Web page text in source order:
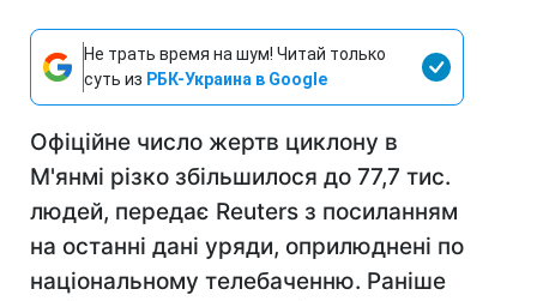
Не трать время на шум! Читай только
суть из РБК-Украина в Google
Офіційне число жертв циклону в
М'янмі різко збільшилося до 77,7 тис.
людей, передає Reuters з посиланням
на останні дані уряди, оприлюднені по
національному телебаченню. Раніше